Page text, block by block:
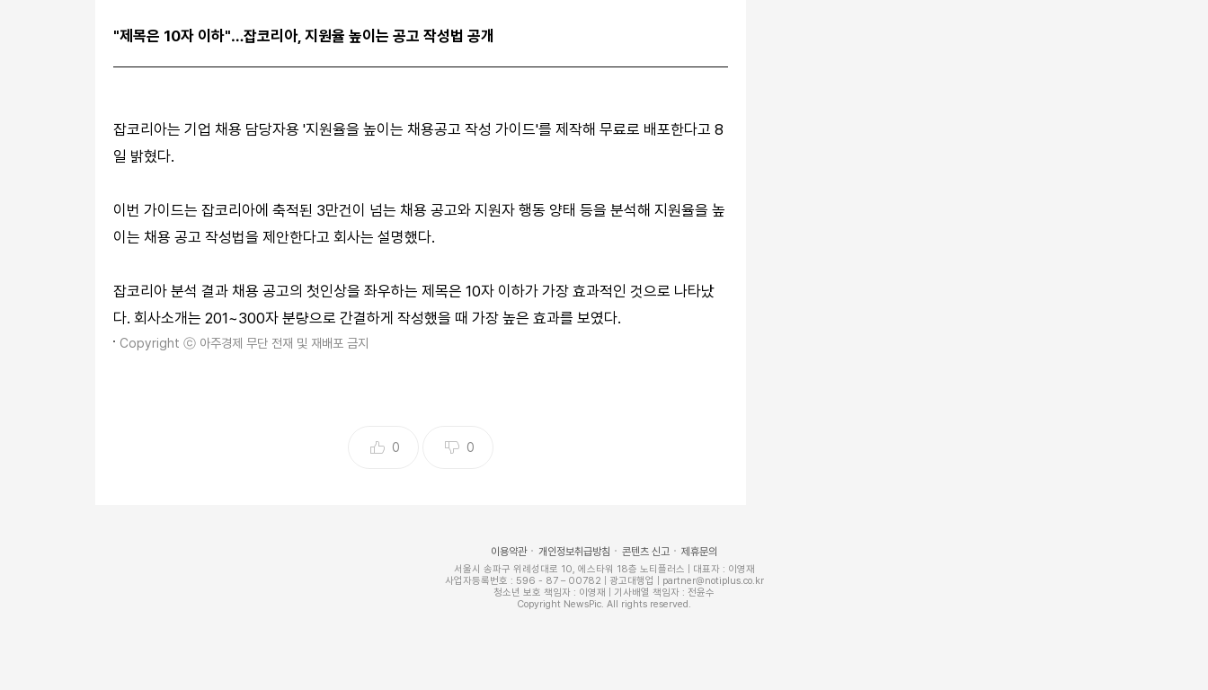
"제목은 10자 이하"…잡코리아, 지원율 높이는 공고 작성법 공개
잡코리아는 기업 채용 담당자용 '지원율을 높이는 채용공고 작성 가이드'를 제작해 무료로 배포한다고 8
일 밝혔다.
이번 가이드는 잡코리아에 축적된 3만건이 넘는 채용 공고와 지원자 행동 양태 등을 분석해 지원율을 높
이는 채용 공고 작성법을 제안한다고 회사는 설명했다.
잡코리아 분석 결과 채용 공고의 첫인상을 좌우하는 제목은 10자 이하가 가장 효과적인 것으로 나타났
다. 회사소개는 201~300자 분량으로 간결하게 작성했을 때 가장 높은 효과를 보였다.
Copyright ⓒ 아주경제 무단 전재 및 재배포 금지
0 0
이용약관 개인정보취급방침 콘텐츠 신고 제휴문의
서울시 송파구 위례성대로 10, 에스타워 18층 노티플러스 | 대표자 : 이영재
사업자등록번호 : 596 - 87 – 00782 | 광고대행업 | partner@notiplus.co.kr
청소년 보호 책임자 : 이영재 | 기사배열 책임자 : 전윤수
Copyright NewsPic. All rights reserved.